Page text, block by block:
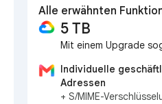
Alle erwähnten
5 TB
Mit einem Upgrade
Individuelle
Adressen
+ S/MIME-